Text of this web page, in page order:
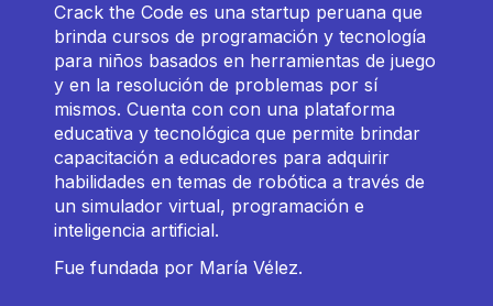
Crack the Code es una startup peruana que
brinda cursos de programación y tecnología
para niños basados en herramientas de juego
y en la resolución de problemas por sí
mismos. Cuenta con con una plataforma
educativa y tecnológica que permite brindar
capacitación a educadores para adquirir
habilidades en temas de robótica a través de
un simulador virtual, programación e
inteligencia artificial.
Fue fundada por María Vélez.